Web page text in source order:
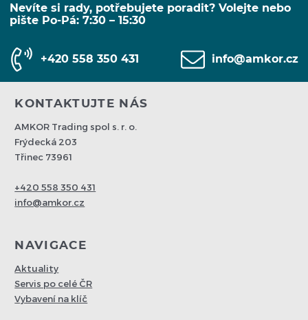
Nevíte si rady, potřebujete poradit? Volejte nebo
pište Po-Pá: 7:30 – 15:30
+420 558 350 431 info@amkor.cz
KONTAKTUJTE NÁS
AMKOR Trading spol s. r. o.
Frýdecká 203
Třinec 73961
+420 558 350 431
info@amkor.cz
NAVIGACE
Aktuality
Servis po celé ČR
Vybavení na klíč